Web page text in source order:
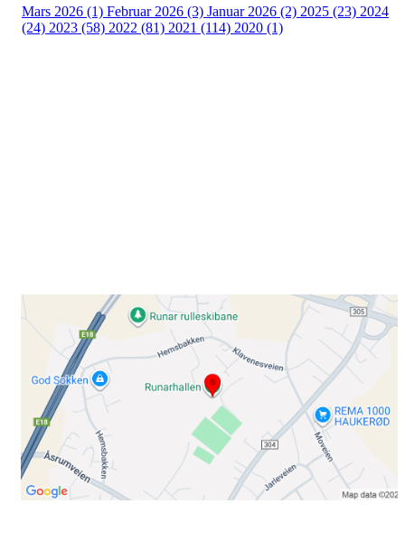
Mars 2026 (1) Februar 2026 (3) Januar 2026 (2) 2025 (23) 2024
(24) 2023 (58) 2022 (81) 2021 (114) 2020 (1)